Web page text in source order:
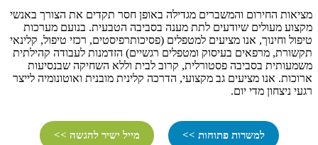
מציאות החירום והמשברים מגדילה באופן חסר תקדים את הצורך באנשי
מקצוע מעולים שיודעים לתת מענה בסביבה הטבעית. בנועם מערכות
טיפול וחינוך, אנו מציעים למטפלים (פסיכותרפיסטים, רכזי טיפול, קלינאי
תקשורת, מרפאים בעיסוק ומטפלים רגשיים) הזדמנות לעבודה קהילתית
משמעותית בסביבה פסטורלית, קרוב לבית וללא השחיקה שבנסיעות
ארוכות. אנו מציעים גב מקצועי, הדרכה קלינית מובנית ואוטונומיה לייצר
רגעי ניצחון מדי יום.
למשרות פתוחות >> מייל ישיר להגשה >>